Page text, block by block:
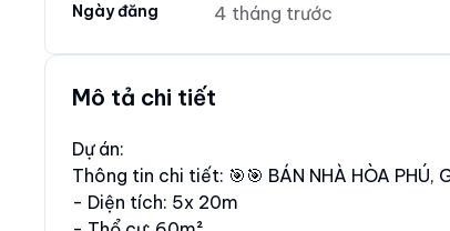
Ngày đăng 4 tháng trước
Mô tả chi tiết
Dự án:
Thông tin chi tiết: 🎯🎯 BÁN NHÀ HÒA PHÚ,
- Diện tích: 5x 20m